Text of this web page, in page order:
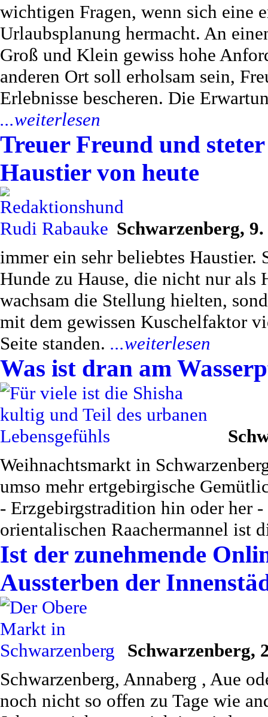
wichtigen Fragen, wenn sich eine
Urlaubsplanung hermacht. An
Groß und Klein gewiss hohe
anderen Ort soll erholsam sein,
Erlebnisse bescheren. Die
...weiterlesen
Treuer Freund und
Haustier von heute
Schwarzenberg,
immer ein sehr beliebtes Haustier.
Hunde zu Hause, die nicht nur als
wachsam die Stellung hielten,
mit dem gewissen Kuschelfaktor
Seite standen. ...weiterlesen
Was ist dran am
Weihnachtsmarkt in
umso mehr ertgebirgische
- Erzgebirgstradition hin oder her
orientalischen Raachermannel ist
Ist der zunehmende
Aussterben der
Schwarzenberg,
Schwarzenberg, Annaberg , Aue
noch nicht so offen zu Tage wie